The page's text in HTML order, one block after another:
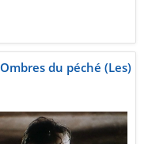
Ombres du péché (Les)